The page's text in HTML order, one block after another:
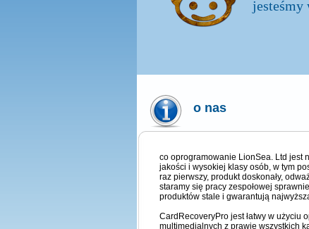
jesteśmy
o nas
co oprogramowanie LionSea. Ltd jest
jakości i wysokiej klasy osób, w tym
raz pierwszy, produkt doskonały,
staramy się pracy zespołowej
produktów stale i gwarantują
CardRecoveryPro jest łatwy w użyciu
multimedialnych z prawie wszystkich